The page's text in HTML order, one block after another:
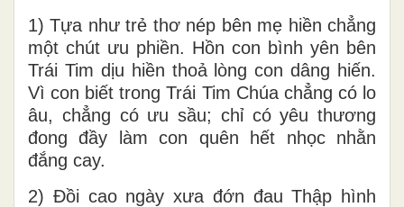
1) Tựa như trẻ thơ nép bên mẹ hiền chẳng
một chút ưu phiền. Hồn con bình yên bên
Trái Tim dịu hiền thoả lòng con dâng hiến.
Vì con biết trong Trái Tim Chúa chẳng có lo
âu, chẳng có ưu sầu; chỉ có yêu thương
đong đầy làm con quên hết nhọc nhằn
đắng cay.
2) Đồi cao ngày xưa đớn đau Thập hình